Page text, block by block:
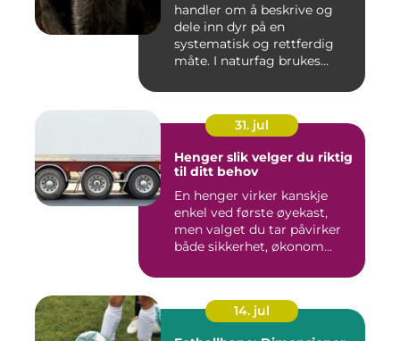
handler om å beskrive og
dele inn dyr på en
systematisk og rettferdig
måte. I naturfag brukes
31. jul
Henger slik velger du riktig
til ditt behov
En henger virker kanskje
enkel ved første øyekast,
men valget du tar påvirker
både sikkerhet, økonom...
14. jul